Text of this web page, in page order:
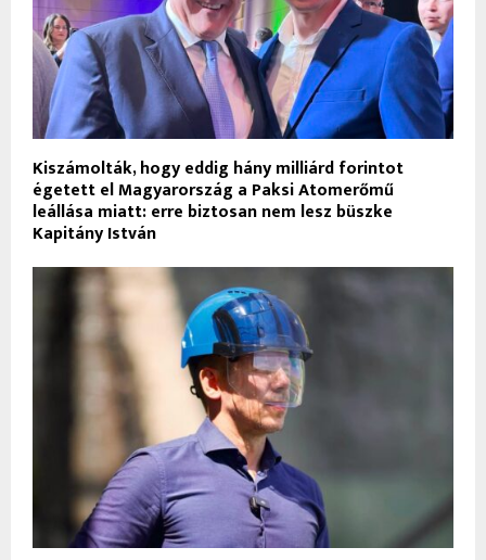
Kiszámolták, hogy eddig hány milliárd forintot
égetett el Magyarország a Paksi Atomerőmű
leállása miatt: erre biztosan nem lesz büszke
Kapitány István